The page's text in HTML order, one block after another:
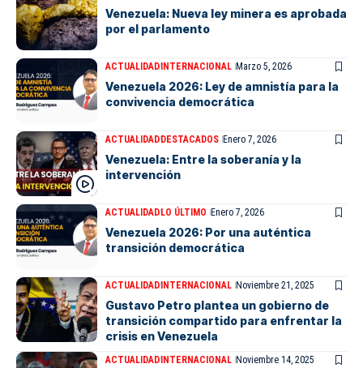
Venezuela: Nueva ley minera es aprobada
por el parlamento
ACTUALIDADINTERNACIONAL Marzo 5, 2026
Venezuela 2026: Ley de amnistía para la
convivencia democrática
ACTUALIDADDESTACADOS Enero 7, 2026
Venezuela: Entre la soberanía y la
intervención
ACTUALIDADLO ÚLTIMO Enero 7, 2026
Venezuela 2026: Por una auténtica
transición democrática
ACTUALIDADINTERNACIONAL Noviembre 21, 2025
Gustavo Petro plantea un gobierno de
transición compartido para enfrentar la
crisis en Venezuela
ACTUALIDADINTERNACIONAL Noviembre 14, 2025